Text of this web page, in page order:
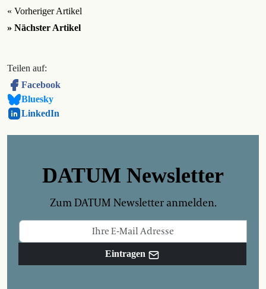
« Vorheriger Artikel
» Nächster Artikel
Teilen auf:
Facebook
Bluesky
LinkedIn
DATUM Newsletter
Zum DATUM Newsletter anmelden.
Eintragen